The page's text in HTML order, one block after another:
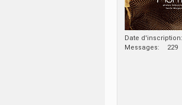
Date d'inscription
Messages
229